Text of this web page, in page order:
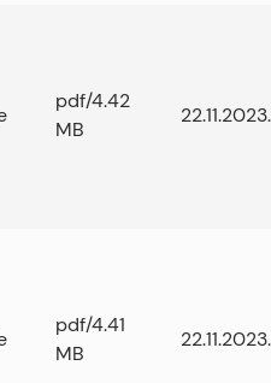
pdf/4.42
MB
22.11.2023.
pdf/4.41
MB
22.11.2023.